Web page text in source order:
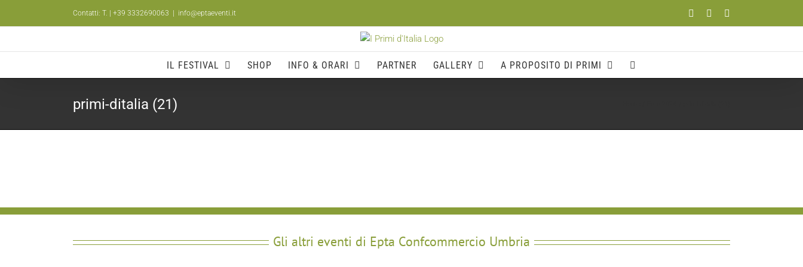
Contatti: T. | +39 3332690063 info@eptaeventi.it FacebookYouTube
IL FESTIVAL SHOP INFO & ORARI PARTNER GALLERY A PROPOSITO DI PRIMI
primi-ditalia (21)
Gli altri eventi di Epta Confcommercio Umbria